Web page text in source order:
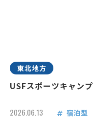
東北地方
USFスポーツキャン
2026.06.13 宿泊型